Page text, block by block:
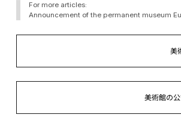
For more articles:
Announcement of the permanent museum
美
美術館の公